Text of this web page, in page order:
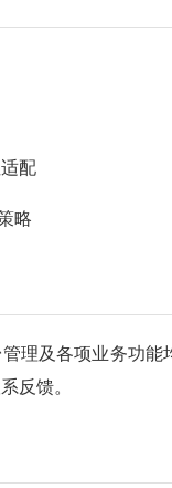
配
略
理及各项业务功能
反馈。